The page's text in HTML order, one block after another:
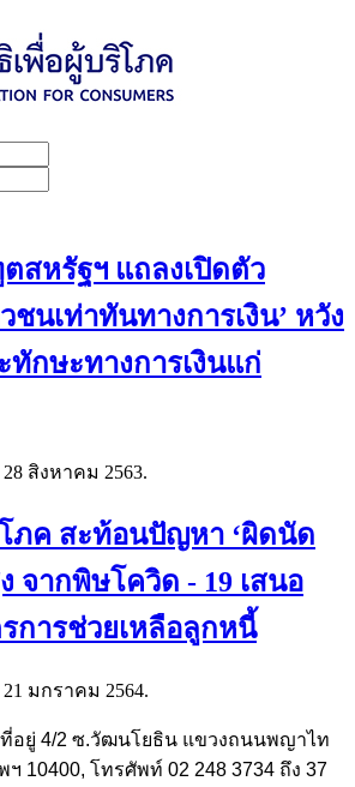
สหรัฐฯ แถลงเปิดตัว
ชนเท่าทันทางการเงิน’ หวัง
ทักษะทางการเงินแก่
28 สิงหาคม 2563.
ภค สะท้อนปัญหา ‘ผิดนัด
จากพิษโควิด - 19 เสนอ
การช่วยเหลือลูกหนี้
21 มกราคม 2564.
อยู่ 4/2 ซ.วัฒนโยธิน แขวงถนนพญาไท
ฯ 10400, โทรศัพท์ 02 248 3734 ถึง 37